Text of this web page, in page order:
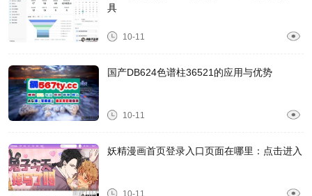
具
10-11
国产DB624色谱柱36521的应用与优势
10-11
妖精漫画首页登录入口页面在哪里：点击进入
10-11